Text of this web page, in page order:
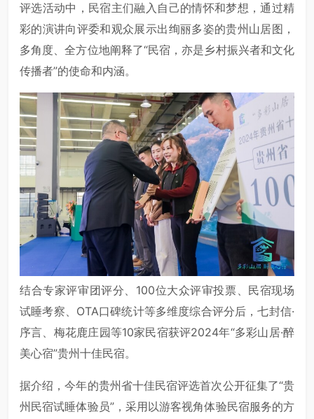
评选活动中，民宿主们融入自己的情怀和梦想，通过精
彩的演讲向评委和观众展示出绚丽多姿的贵州山居图，
多角度、全方位地阐释了“民宿，亦是乡村振兴者和文化
传播者”的使命和内涵。
结合专家评审团评分、100位大众评审投票、民宿现场
试睡考察、OTA口碑统计等多维度综合评分后，七封信·
序言、梅花鹿庄园等10家民宿获评2024年“多彩山居·醉
美心宿”贵州十佳民宿。
据介绍，今年的贵州省十佳民宿评选首次公开征集了“贵
州民宿试睡体验员”，采用以游客视角体验民宿服务的方